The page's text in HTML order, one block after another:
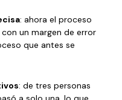
: ahora el proceso
un margen de error
que antes se
: de tres personas